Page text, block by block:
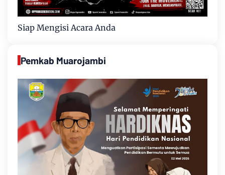
Siap Mengisi Acara Anda
Pemkab Muarojambi